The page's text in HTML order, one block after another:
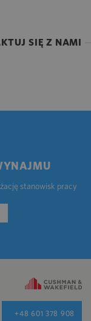
SIĘ Z NAMI
stanowisk pracy
+48 601 378 908